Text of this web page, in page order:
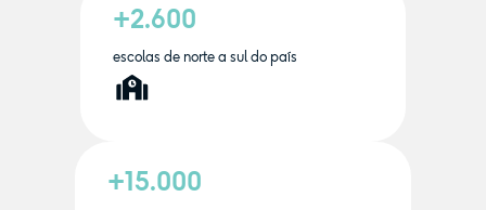
+2.600
escolas de norte a sul do país
+15.000